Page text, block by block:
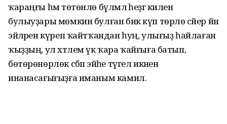
ҡараңғы һәм төтөнлө бүлмәлә һеҙгә килен
булыуҙары мөмкин булған бик күп төрлө сәйер йән
эйәләрен күреп ҡайтҡандан һуң, улығыҙ һайлаған
ҡыҙҙың, ул хәтлем үк ҡара ҡайғыға батып,
бөтөрөнөрлөк сәбәп эйәһе түгел икәненә
инанасағығыҙға иманым камил.